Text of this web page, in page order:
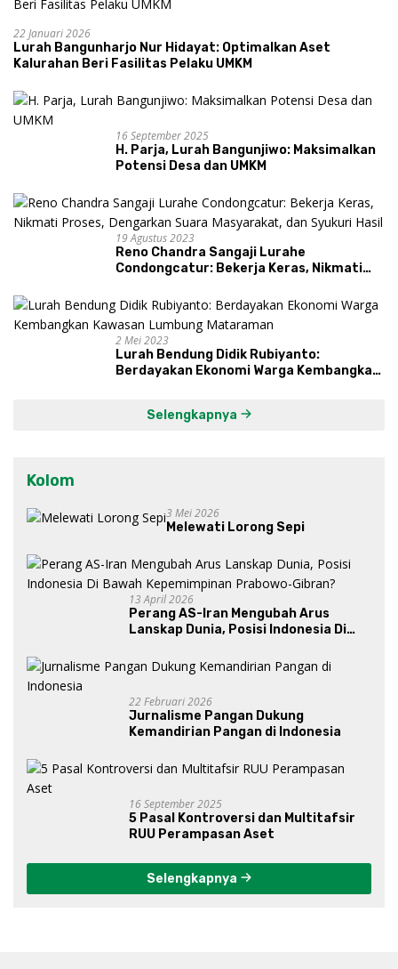
22 Januari 2026
Lurah Bangunharjo Nur Hidayat: Optimalkan Aset
Kalurahan Beri Fasilitas Pelaku UMKM
16 September 2025
H. Parja, Lurah Bangunjiwo: Maksimalkan
Potensi Desa dan UMKM
19 Agustus 2023
Reno Chandra Sangaji Lurahe
Condongcatur: Bekerja Keras, Nikmati
dan Syukuri Hasil
2 Mei 2023
Lurah Bendung Didik Rubiyanto:
Berdayakan Ekonomi Warga Kembangkan
Selengkapnya
Kolom
3 Mei 2026
Melewati Lorong Sepi
13 April 2026
Perang AS-Iran Mengubah Arus
Lanskap Dunia, Posisi Indonesia Di
Gibran?
22 Februari 2026
Jurnalisme Pangan Dukung
Kemandirian Pangan di Indonesia
16 September 2025
5 Pasal Kontroversi dan Multitafsir
RUU Perampasan Aset
Selengkapnya